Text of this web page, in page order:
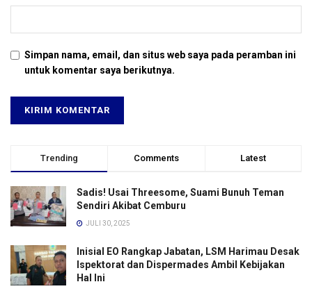
Simpan nama, email, dan situs web saya pada peramban ini
untuk komentar saya berikutnya.
Trending Comments Latest
Sadis! Usai Threesome, Suami Bunuh Teman
Sendiri Akibat Cemburu
JULI 30, 2025
Inisial EO Rangkap Jabatan, LSM Harimau Desak
Ispektorat dan Dispermades Ambil Kebijakan
Hal Ini